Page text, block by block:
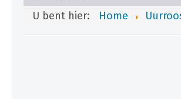
U bent hier:
Home